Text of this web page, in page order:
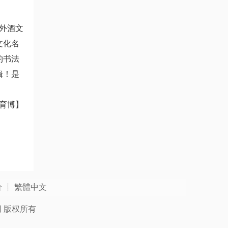
酒文
化名
书法
！是
博】
┊ 繁體中文
版权所有